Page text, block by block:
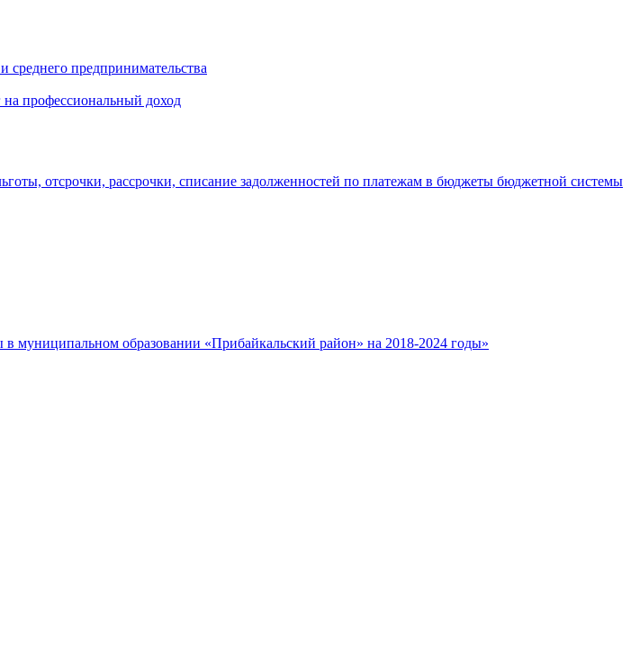
предпринимательства
профессиональный доход
отсрочки, рассрочки, списание задолженностей по платежам в бюджеты бюджетной системы
муниципальном образовании «Прибайкальский район» на 2018-2024 годы»